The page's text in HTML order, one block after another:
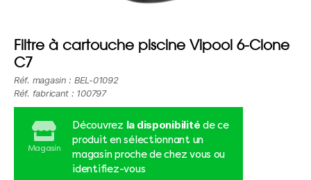
Filtre à cartouche piscine Vipool 6-Clone
C7
Réf. magasin : BEL-01092
Réf. fabricant : 100797
Magasin
Découvrez la disponibilité de ce
produit en sélectionnant un
magasin proche de chez vous ou
identifiez-vous